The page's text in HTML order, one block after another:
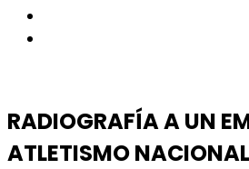
RADIOGRAFÍA A UN
ATLETISMO NACIONAL